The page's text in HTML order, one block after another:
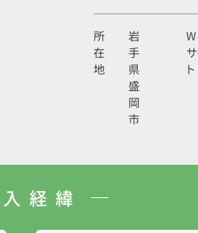
所
在
地
岩
手
県
盛
岡
市
ト
経緯